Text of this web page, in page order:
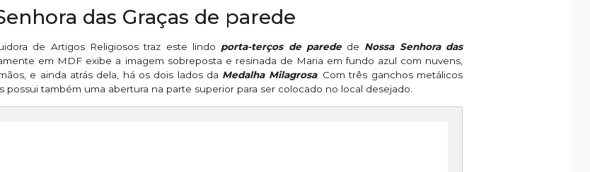
das Graças de parede
de Artigos Religiosos traz este lindo porta-terços de paredede Nossa Senhora das
em MDF exibe a imagem sobreposta e resinada de Maria em fundo azul com nuvens,
e ainda atrás dela, há os dois lados da Medalha Milagrosa. Com três ganchos metálicos
também uma abertura na parte superior para ser colocado no local desejado.